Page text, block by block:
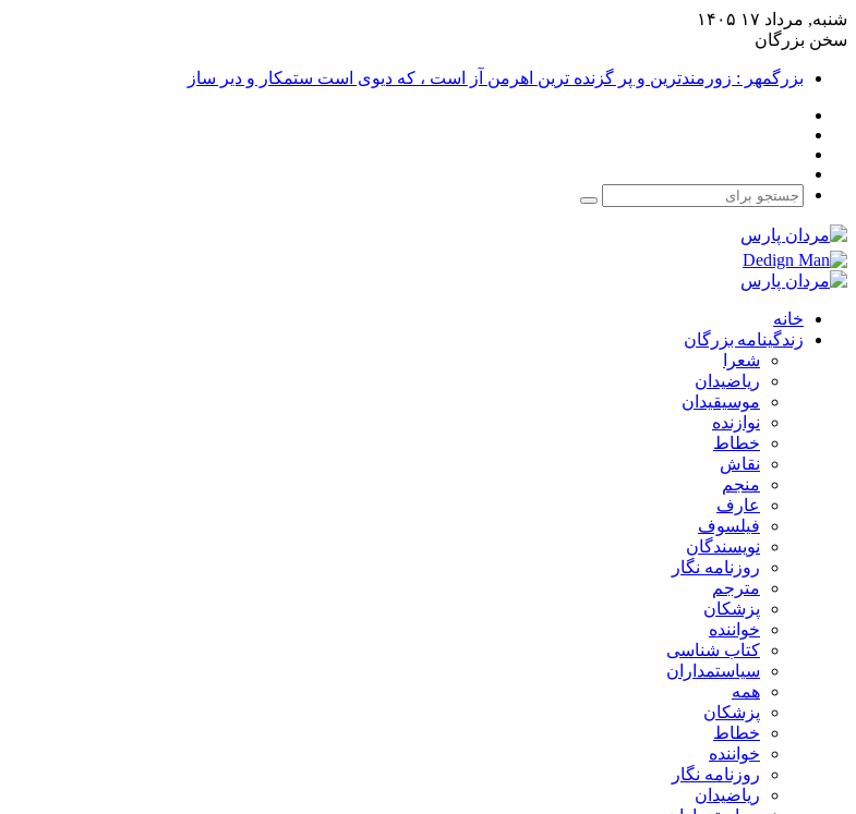
شنبه, مرداد ۱۷ ۱۴۰۵
سخن بزرگان
بزرگمهر : زورمندترین و پر گزنده ترین اهرمن آز است ، که دیوی است ستمکار و دیر ساز
جستجو
خانه
زندگینامه بزرگان
شعرا
ریاضیدان
موسیقیدان
نوازنده
خطاط
نقاش
منجم
عارف
فیلسوف
نویسندگان
روزنامه نگار
مترجم
پزشکان
خواننده
کتاب شناسی
سیاستمداران
همه
پزشکان
خطاط
خواننده
روزنامه نگار
ریاضیدان